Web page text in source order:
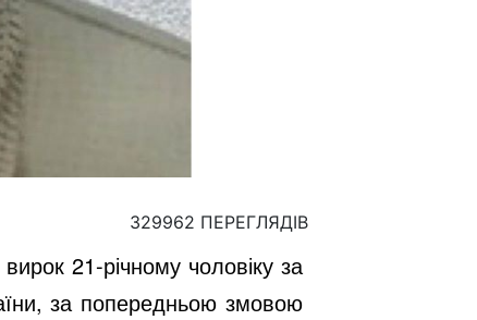
329962 ПЕРЕГЛЯДІВ
21-річному чоловіку за
за попередньою змовою